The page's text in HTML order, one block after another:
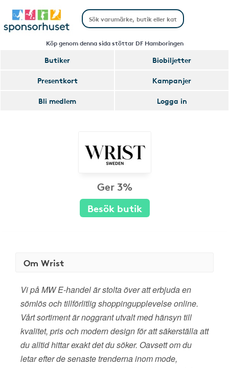
Köp genom denna sida stöttar DF Hamboringen
Butiker
Biobiljetter
Presentkort
Kampanjer
Bli medlem
Logga in
Ger 3%
Besök butik
Om Wrist
Vi på MW E-handel är stolta över att erbjuda en
sömlös och tillförlitlig shoppingupplevelse online.
Vårt sortiment är noggrant utvalt med hänsyn till
kvalitet, pris och modern design för att säkerställa att
du alltid hittar exakt det du söker. Oavsett om du
letar efter de senaste trenderna inom mode,